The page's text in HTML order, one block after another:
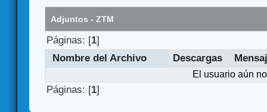
Adjuntos - ZTM
Páginas: [1]
Nombre del Archivo
Descargas
El usuario aún
Páginas: [1]